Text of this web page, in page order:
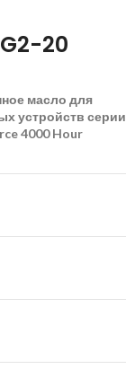
20
масло для
устройств серии
4000 Hour